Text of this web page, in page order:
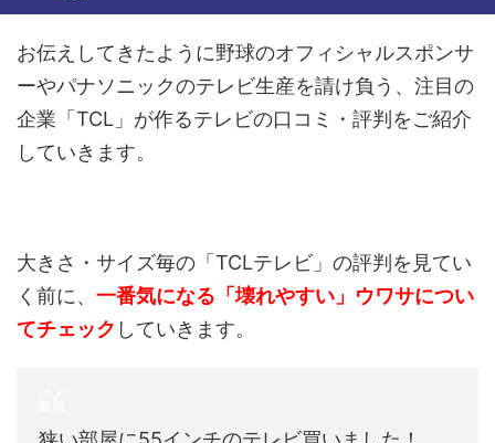
お伝えしてきたように野球のオフィシャルスポンサ
ーやパナソニックのテレビ生産を請け負う、注目の
企業「TCL」が作るテレビの口コミ・評判をご紹介
していきます。
大きさ・サイズ毎の「TCLテレビ」の評判を見てい
く前に、 一番気になる「壊れやすい」ウワサについ
てチェック していきます。